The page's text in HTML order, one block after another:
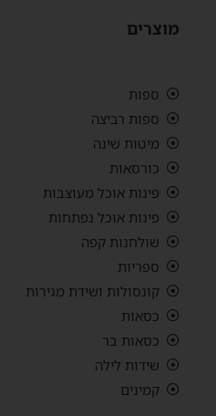
מוצרים
ספות
ספות רביצה
מיטות שינה
כורסאות
פינות אוכל מעוצבות
פינות אוכל נפתחות
שולחנות קפה
ספריות
קונסולות ושידת מגירות
כסאות
כסאות בר
שידות לילה
קמינים